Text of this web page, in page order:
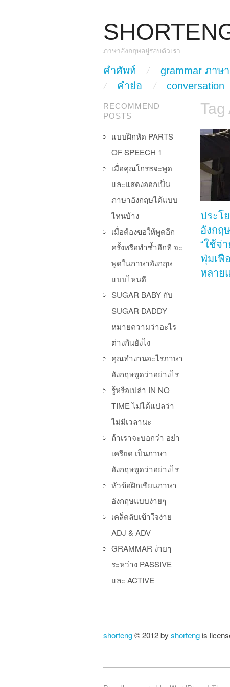
ภาษาอังกฤษอยู่รอบตัวเรา
Main Menu
skip to content
คำศัพท์ grammar ภาษ
คำย่อ
conversation
Tag
ประโ
อังกฤ
“ใช้จ่า
ฟุ่มเฟื
หลาย
RECOMMEND
POSTS
แบบฝึกหัด PARTS
OF SPEECH 1
เมื่อคุณโกรธจะพูด
และแสดงออกเป็น
ภาษาอังกฤษได้แบบ
ไหนบ้าง
เมื่อต้องขอให้พูดอีก
ครั้งหรือทำซ้ำอีกที จะ
พูดในภาษาอังกฤษ
แบบไหนดี
SUGAR BABY กับ
SUGAR DADDY
หมายความว่าอะไร
ต่างกันยังไง
คุณทำงานอะไรภาษา
อังกฤษพูดว่าอย่างไร
รู้หรือเปล่า IN NO
TIME ไม่ได้แปลว่า
ไม่มีเวลานะ
ถ้าเราจะบอกว่า อย่า
เครียด เป็นภาษา
อังกฤษพูดว่าอย่างไร
หัวข้อฝึกเขียนภาษา
อังกฤษแบบง่ายๆ
เคล็ดลับเข้าใจง่าย
ADJ & ADV
GRAMMAR ง่ายๆ
ระหว่าง PASSIVE
และ ACTIVE
shorteng© 2012 by shorteng is